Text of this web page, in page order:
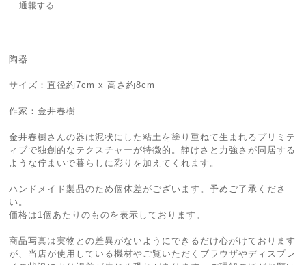
通報する
陶器
サイズ：直径約7cm x 高さ約8cm
作家：金井春樹
金井春樹さんの器は泥状にした粘土を塗り重ねて生まれるプリミテ
ィブで独創的なテクスチャーが特徴的。静けさと力強さが同居する
ような佇まいで暮らしに彩りを加えてくれます。
ハンドメイド製品のため個体差がございます。予めご了承くださ
い。
価格は1個あたりのものを表示しております。
商品写真は実物との差異がないようにできるだけ心がけております
が、当店が使用している機材やご覧いただくブラウザやディスプレ